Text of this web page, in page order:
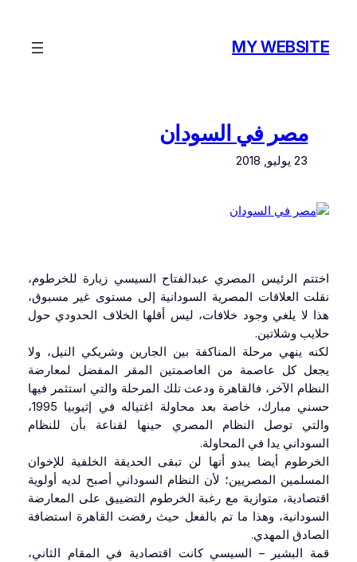
المحتوى
MY WEBSITE
مصر في السودان
23 يوليو, 2018
اختتم الرئيس المصري عبدالفتاح السيسي زيارة للخرطوم،
نقلت العلاقات المصرية السودانية إلى مستوى غير مسبوق،
هذا لا يلغي وجود خلافات، ليس أقلها الخلاف الحدودي حول
حلايب وشلاتين.
لكنه ينهي مرحلة المناكفة بين الجارين وشريكي النيل، ولا
يجعل كل عاصمة من العاصمتين المقر المفضل لمعارضة
النظام الآخر، فالقاهرة ودعت تلك المرحلة والتي استثمر فيها
حسني مبارك، خاصة بعد محاولة اغتياله في إثيوبيا 1995،
والتي توصل النظام المصري حينها لقناعة بأن للنظام
السوداني يدا في المحاولة.
الخرطوم أيضا يبدو أنها لن تبقى الحديقة الخلفية للإخوان
المسلمين المصريين؛ لأن النظام السوداني أصبح لديه أولوية
اقتصادية، متوازية مع رغبة الخرطوم التضييق على المعارضة
السودانية، وهذا ما تم بالفعل حيث رفضت القاهرة استضافة
الصادق المهدي.
قمة البشير – السيسي كانت اقتصادية في المقام الثاني،